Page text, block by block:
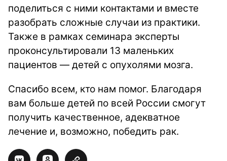
поделиться с ними контактами и вместе
разобрать сложные случаи из практики.
Также в рамках семинара эксперты
проконсультировали 13 маленьких
пациентов — детей с опухолями мозга.
Спасибо всем, кто нам помог. Благодаря
вам больше детей по всей России смогут
получить качественное, адекватное
лечение и, возможно, победить рак.